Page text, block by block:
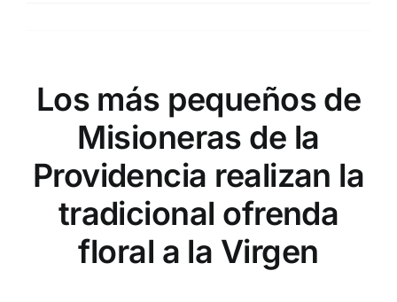
Los más pequeños de
Misioneras de la
Providencia realizan la
tradicional ofrenda
floral a la Virgen